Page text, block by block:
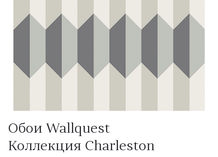
Обои Wallquest
Коллекция Charleston